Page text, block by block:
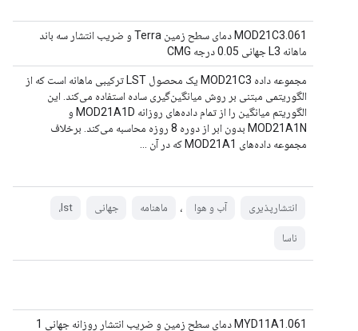
MOD21C3.061 دمای سطح زمین Terra و ضریب انتشار سه باند
ماهانه L3 جهانی 0.05 درجه CMG
مجموعه داده MOD21C3 یک محصول LST ترکیبی ماهانه است که از
الگوریتمی مبتنی بر روش میانگین‌گیری ساده استفاده می‌کند. این
الگوریتم میانگین را از تمام داده‌های روزانه MOD21A1D و
MOD21A1N بدون ابر از دوره 8 روزه محاسبه می‌کند. برخلاف
مجموعه داده‌های MOD21A1 که در آن ...
انتشارپذیری آب و هوا ، ماهنامه جهانی lst،
ناسا
MYD11A1.061 دمای سطح زمین و ضریب انتشار روزانه جهانی 1